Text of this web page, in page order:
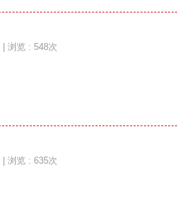
| 浏览 : 548次
| 浏览 : 635次